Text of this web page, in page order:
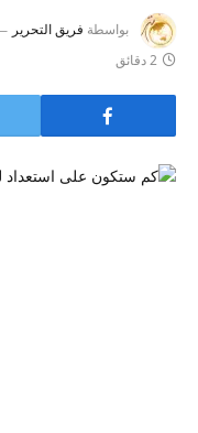
بواسطة فريق التحرير
2 دقائق